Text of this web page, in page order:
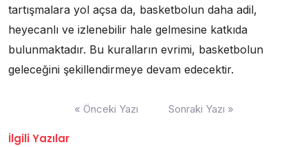
tartışmalara yol açsa da, basketbolun daha adil,
heyecanlı ve izlenebilir hale gelmesine katkıda
bulunmaktadır. Bu kuralların evrimi, basketbolun
geleceğini şekillendirmeye devam edecektir.
« Önceki Yazı Sonraki Yazı »
İlgili Yazılar